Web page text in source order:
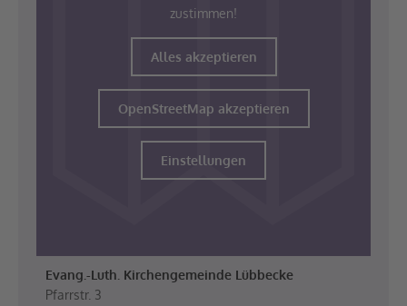
zustimmen!
Alles akzeptieren
OpenStreetMap akzeptieren
Einstellungen
Evang.-Luth. Kirchengemeinde Lübbecke
Pfarrstr. 3